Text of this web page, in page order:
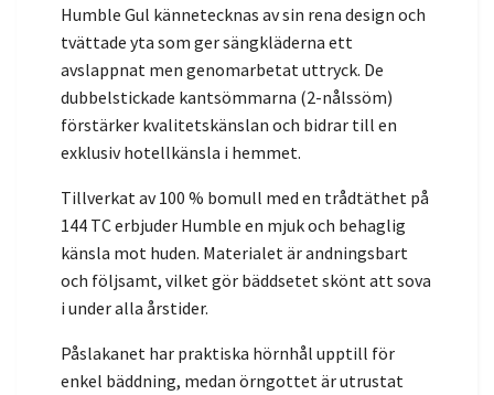
Humble Gul kännetecknas av sin rena design och
tvättade yta som ger sängkläderna ett
avslappnat men genomarbetat uttryck. De
dubbelstickade kantsömmarna (2-nålssöm)
förstärker kvalitetskänslan och bidrar till en
exklusiv hotellkänsla i hemmet.
Tillverkat av 100 % bomull med en trådtäthet på
144 TC erbjuder Humble en mjuk och behaglig
känsla mot huden. Materialet är andningsbart
och följsamt, vilket gör bäddsetet skönt att sova
i under alla årstider.
Påslakanet har praktiska hörnhål upptill för
enkel bäddning, medan örngottet är utrustat